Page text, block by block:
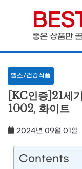
content
좋은 상품만
헬스/건강식품
[KC인증]21세
1002, 화이트
2024년 09월 01일
Contents